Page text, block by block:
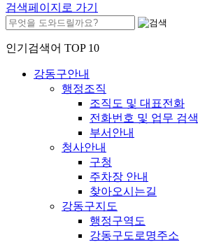
검색페이지로 가기
인기검색어 TOP 10
강동구안내
행정조직
조직도 및 대표전화
전화번호 및 업무 검색
부서안내
청사안내
구청
주차장 안내
찾아오시는길
강동구지도
행정구역도
강동구도로명주소